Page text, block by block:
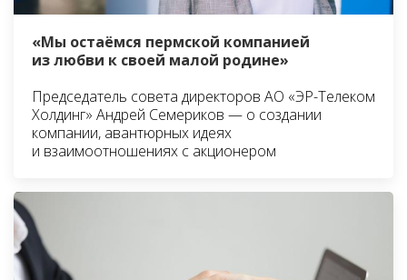
«Мы остаёмся пермской компанией
из любви к своей малой родине»
Председатель совета директоров АО «ЭР-Телеком
Холдинг» Андрей Семериков — о создании
компании, авантюрных идеях
и взаимоотношениях с акционером